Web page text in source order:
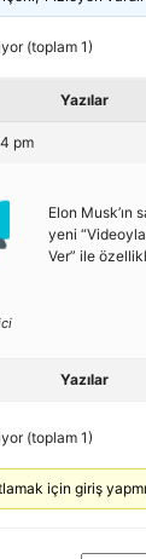
(toplam 1)
Yazılar
pm
Elon
yeni
Ver” ile
Yazılar
(toplam 1)
için giriş